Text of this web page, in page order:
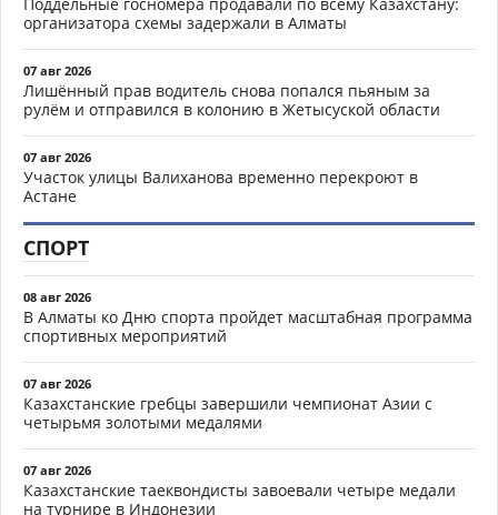
Поддельные госномера продавали по всему Казахстану:
организатора схемы задержали в Алматы
07 авг 2026
Лишённый прав водитель снова попался пьяным за
рулём и отправился в колонию в Жетысуской области
07 авг 2026
Участок улицы Валиханова временно перекроют в
Астане
СПОРТ
08 авг 2026
В Алматы ко Дню спорта пройдет масштабная программа
спортивных мероприятий
07 авг 2026
Казахстанские гребцы завершили чемпионат Азии с
четырьмя золотыми медалями
07 авг 2026
Казахстанские таеквондисты завоевали четыре медали
на турнире в Индонезии